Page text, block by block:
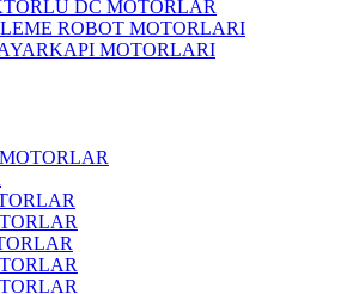
DC MOTORLAR
ROBOT MOTORLARI
MOTORLARI